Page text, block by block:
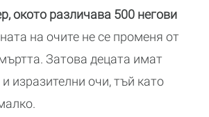
окото различава 500 негови
на очите не се променя от
Затова децата имат
изразителни очи, тъй като